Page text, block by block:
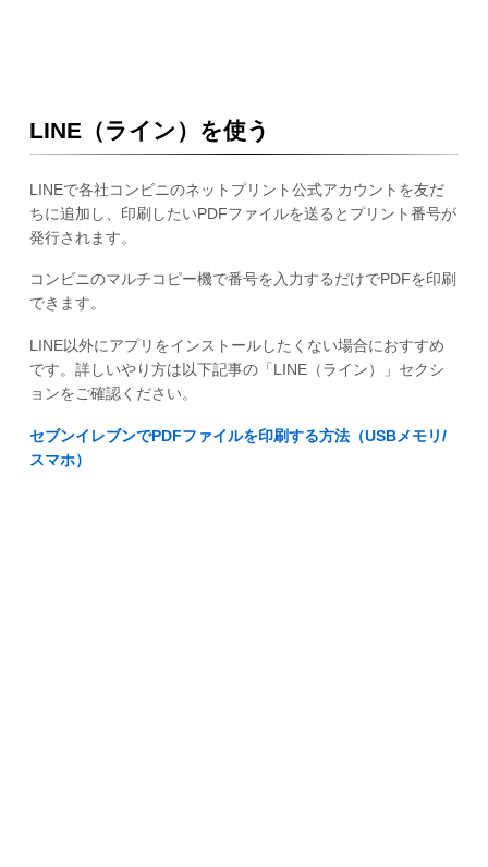
LINE（ライン）を使う
LINEで各社コンビニのネットプリント公式アカウントを友だ
ちに追加し、印刷したいPDFファイルを送るとプリント番号が
発行されます。
コンビニのマルチコピー機で番号を入力するだけでPDFを印刷
できます。
LINE以外にアプリをインストールしたくない場合におすすめ
です。詳しいやり方は以下記事の「LINE（ライン）」セクシ
ョンをご確認ください。
セブンイレブンでPDFファイルを印刷する方法（USBメモリ/
スマホ）